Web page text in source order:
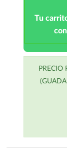
Tu
PRECIO